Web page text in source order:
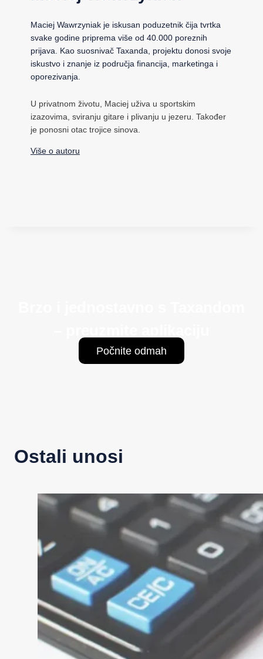
Maciej Wawrzyniak je iskusan poduzetnik čija tvrtka
svake godine priprema više od 40.000 poreznih
prijava. Kao suosnivač Taxanda, projektu donosi svoje
iskustvo i znanje iz područja financija, marketinga i
oporezivanja.
U privatnom životu, Maciej uživa u sportskim
izazovima, sviranju gitare i plivanju u jezeru. Također
je ponosni otac trojice sinova.
Više o autoru
Počnite odmah
Ostali unosi